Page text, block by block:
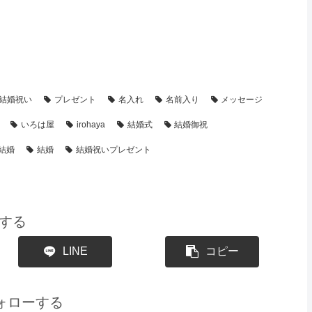
婚祝い プレゼント 名入れ 名前入り メッセージ
いろは屋 irohaya 結婚式 結婚御祝
婚 結婚 結婚祝いプレゼント
る
LINE コピー
ローする